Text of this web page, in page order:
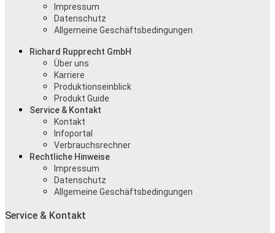
Impressum
Datenschutz
Allgemeine Geschäftsbedingungen
Richard Rupprecht GmbH
Über uns
Karriere
Produktionseinblick
Produkt Guide
Service & Kontakt
Kontakt
Infoportal
Verbrauchsrechner
Rechtliche Hinweise
Impressum
Datenschutz
Allgemeine Geschäftsbedingungen
Service & Kontakt